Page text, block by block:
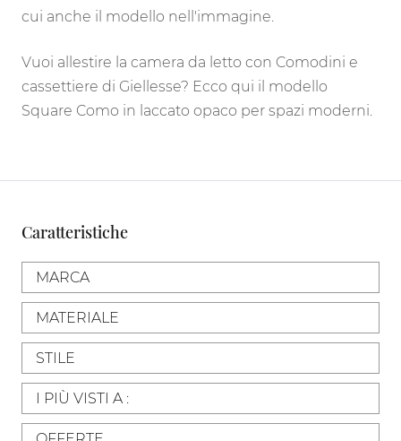
Vuoi allestire la camera da letto con Comodini e
cassettiere di Giellesse? Ecco qui il modello
Square Como in laccato opaco per spazi moderni.
cui anche il modello nell'immagine.
Caratteristiche
MARCA
MATERIALE
STILE
I PIÙ VISTI A :